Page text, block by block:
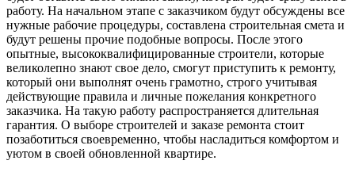
работу. На начальном этапе с заказчиком будут обсуждены все
нужные рабочие процедуры, составлена строительная смета и
будут решены прочие подобные вопросы. После этого
опытные, высококвалифицированные строители, которые
великолепно знают свое дело, смогут приступить к ремонту,
который они выполнят очень грамотно, строго учитывая
действующие правила и личные пожелания конкретного
заказчика. На такую работу распространяется длительная
гарантия. О выборе строителей и заказе ремонта стоит
позаботиться своевременно, чтобы насладиться комфортом и
уютом в своей обновленной квартире.